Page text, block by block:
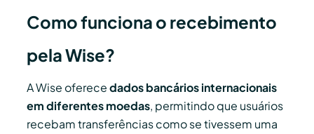
Como funciona o recebimento
pela Wise?
A Wise oferecedados bancários internacionais
em diferentes moedas, permitindo que usuários
recebam transferências como se tivessem uma